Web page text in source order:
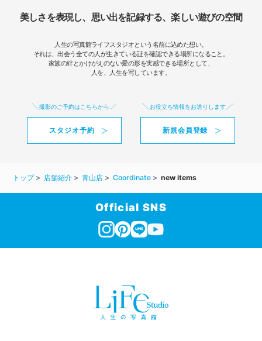
美しさを表現し、思い出を記録する、楽しい遊びの空間
人生の写真館ライフスタジオという名前に込めた想い。
それは、出会う全ての人が生きている証を確認できる場所になること。
家族の絆とかけがえのない愛の形を実感できる場所として、
人を、人生を写しています。
撮影のご予約はこちらから
スタジオ予約
お役立ち情報をお送りします
新規会員登録
トップ 店舗紹介 青山店 Coordinate new items
Official SNS